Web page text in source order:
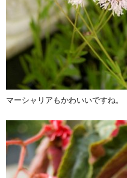
マーシャリアもかわいいですね。